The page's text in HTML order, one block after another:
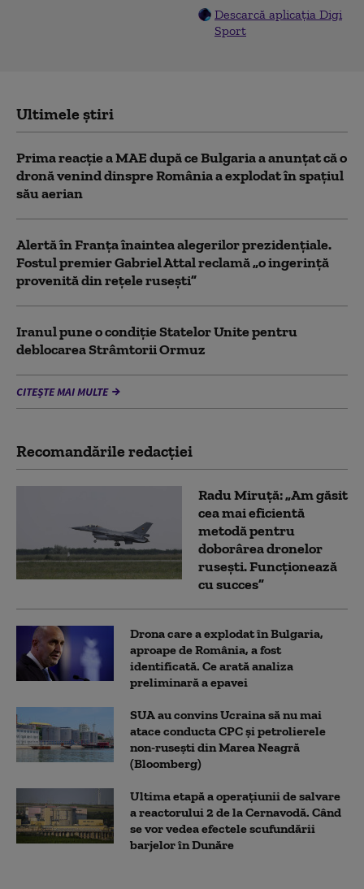
Descarcă aplicația Digi
Sport
Ultimele știri
Prima reacție a MAE după ce Bulgaria a anunţat că o
dronă venind dinspre România a explodat în spaţiul
său aerian
Alertă în Franța înaintea alegerilor prezidențiale.
Fostul premier Gabriel Attal reclamă „o ingerință
provenită din rețele rusești”
Iranul pune o condiție Statelor Unite pentru
deblocarea Strâmtorii Ormuz
CITEȘTE MAI MULTE
Recomandările redacţiei
Radu Miruță: „Am găsit
cea mai eficientă
metodă pentru
doborârea dronelor
rusești. Funcționează
cu succes”
Drona care a explodat în Bulgaria,
aproape de România, a fost
identificată. Ce arată analiza
preliminară a epavei
SUA au convins Ucraina să nu mai
atace conducta CPC şi petrolierele
non-ruseşti din Marea Neagră
(Bloomberg)
Ultima etapă a operațiunii de salvare
a reactorului 2 de la Cernavodă. Când
se vor vedea efectele scufundării
barjelor în Dunăre